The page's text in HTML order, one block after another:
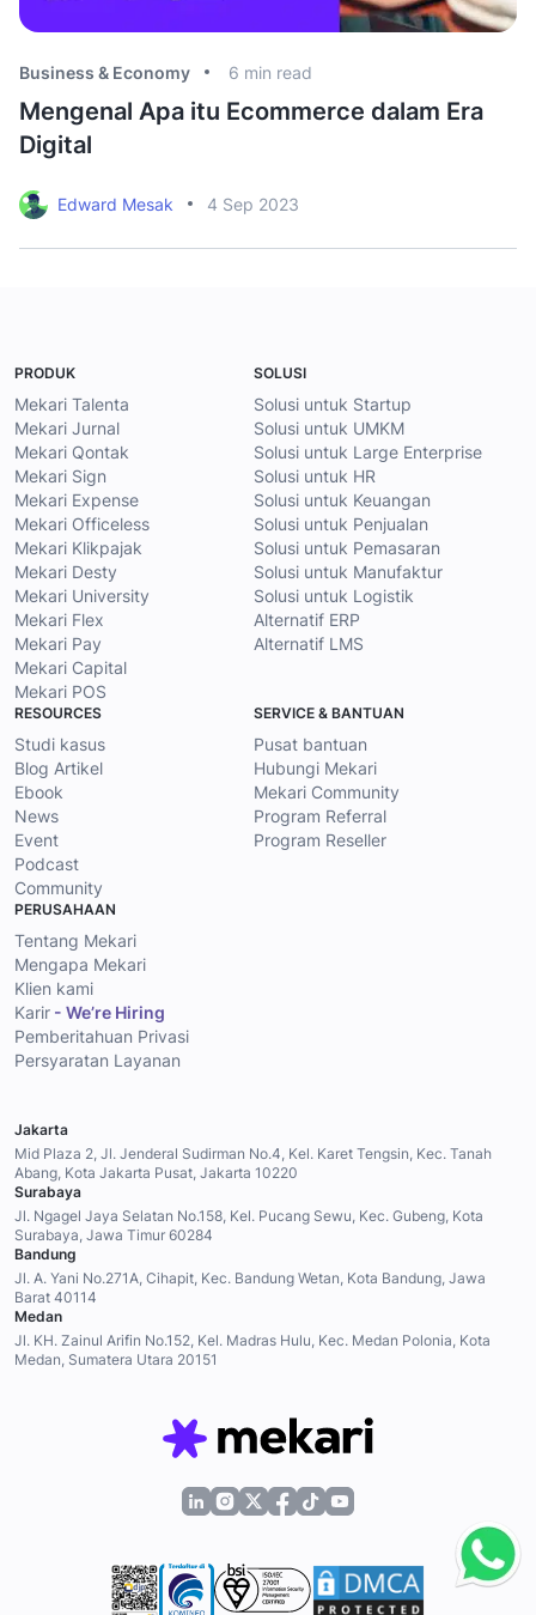
Business & Economy 6 min read
Mengenal Apa itu Ecommerce dalam Era
Digital
Edward Mesak 4 Sep 2023
PRODUK
Mekari Talenta
Mekari Jurnal
Mekari Qontak
Mekari Sign
Mekari Expense
Mekari Officeless
Mekari Klikpajak
Mekari Desty
Mekari University
Mekari Flex
Mekari Pay
Mekari Capital
Mekari POS
SOLUSI
Solusi untuk Startup
Solusi untuk UMKM
Solusi untuk Large Enterprise
Solusi untuk HR
Solusi untuk Keuangan
Solusi untuk Penjualan
Solusi untuk Pemasaran
Solusi untuk Manufaktur
Solusi untuk Logistik
Alternatif ERP
Alternatif LMS
RESOURCES
Studi kasus
Blog Artikel
Ebook
News
Event
Podcast
Community
SERVICE & BANTUAN
Pusat bantuan
Hubungi Mekari
Mekari Community
Program Referral
Program Reseller
PERUSAHAAN
Tentang Mekari
Mengapa Mekari
Klien kami
Karir - We’re Hiring
Pemberitahuan Privasi
Persyaratan Layanan
Jakarta
Mid Plaza 2, Jl. Jenderal Sudirman No.4, Kel. Karet Tengsin, Kec. Tanah
Abang, Kota Jakarta Pusat, Jakarta 10220
Surabaya
Jl. Ngagel Jaya Selatan No.158, Kel. Pucang Sewu, Kec. Gubeng, Kota
Surabaya, Jawa Timur 60284
Bandung
Jl. A. Yani No.271A, Cihapit, Kec. Bandung Wetan, Kota Bandung, Jawa
Barat 40114
Medan
Jl. KH. Zainul Arifin No.152, Kel. Madras Hulu, Kec. Medan Polonia, Kota
Medan, Sumatera Utara 20151